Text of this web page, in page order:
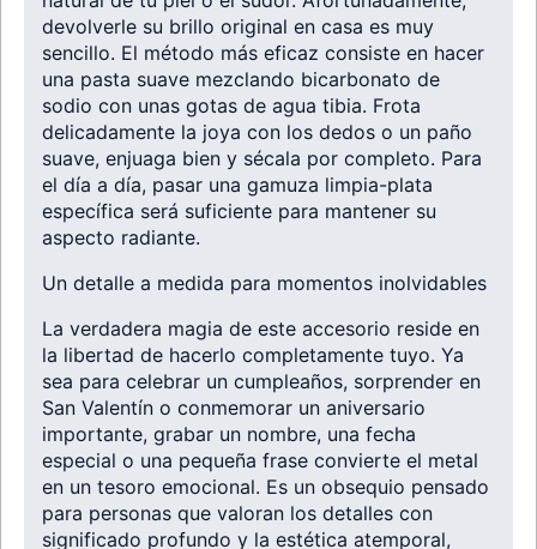
devolverle su brillo original en casa es muy
sencillo. El método más eficaz consiste en hacer
una pasta suave mezclando bicarbonato de
sodio con unas gotas de agua tibia. Frota
delicadamente la joya con los dedos o un paño
suave, enjuaga bien y sécala por completo. Para
el día a día, pasar una gamuza limpia-plata
específica será suficiente para mantener su
aspecto radiante.
Un detalle a medida para momentos inolvidables
La verdadera magia de este accesorio reside en
la libertad de hacerlo completamente tuyo. Ya
sea para celebrar un cumpleaños, sorprender en
San Valentín o conmemorar un aniversario
importante, grabar un nombre, una fecha
especial o una pequeña frase convierte el metal
en un tesoro emocional. Es un obsequio pensado
para personas que valoran los detalles con
significado profundo y la estética atemporal,